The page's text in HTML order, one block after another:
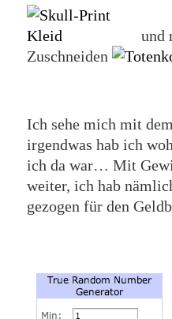
und
Zuschneiden
Ich sehe mich mit
irgendwas hab ich
ich da war… Mit
weiter, ich hab
gezogen für den